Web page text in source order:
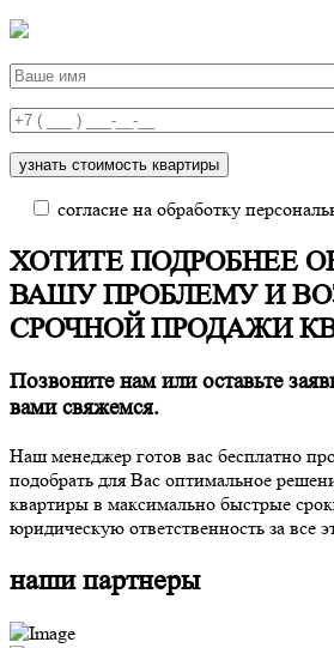
согласие на обработку
ХОТИТЕ ПОДРОБНЕЕ
ВАШУ ПРОБЛЕМУ И
СРОЧНОЙ ПРОДАЖИ
Позвоните намили оставьте
вами свяжемся.
Наш менеджер готов вас бесплатно
подобрать для Вас оптимальное
квартиры в максимально быстрые
юридическую ответственность за все
наши партнеры